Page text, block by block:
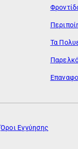
Τα
Όροι Εγγύησης